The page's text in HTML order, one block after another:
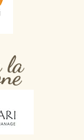
la